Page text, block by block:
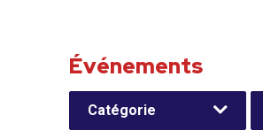
Événements
Catégorie